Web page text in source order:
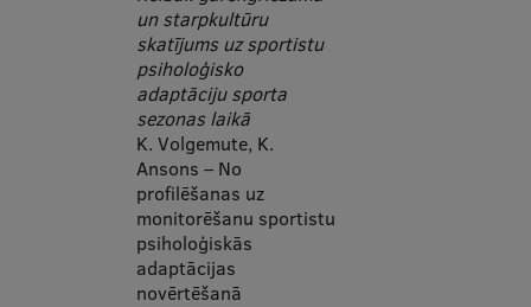
un starpkultūru
skatījums uz sportistu
psiholoģisko
adaptāciju sporta
sezonas laikā
K. Volgemute, K.
Ansons – No
profilēšanas uz
monitorēšanu sportistu
psiholoģiskās
adaptācijas
novērtēšanā